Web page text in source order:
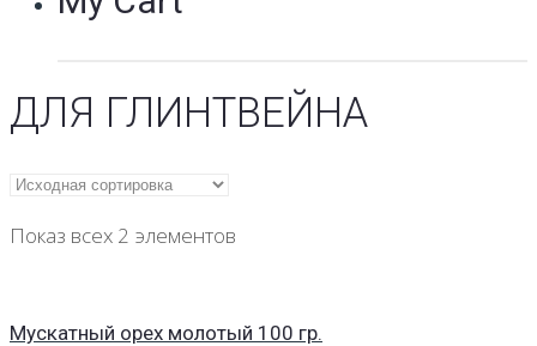
ДЛЯ ГЛИНТВЕЙНА
Показ всех 2 элементов
Мускатный орех молотый 100 гр.